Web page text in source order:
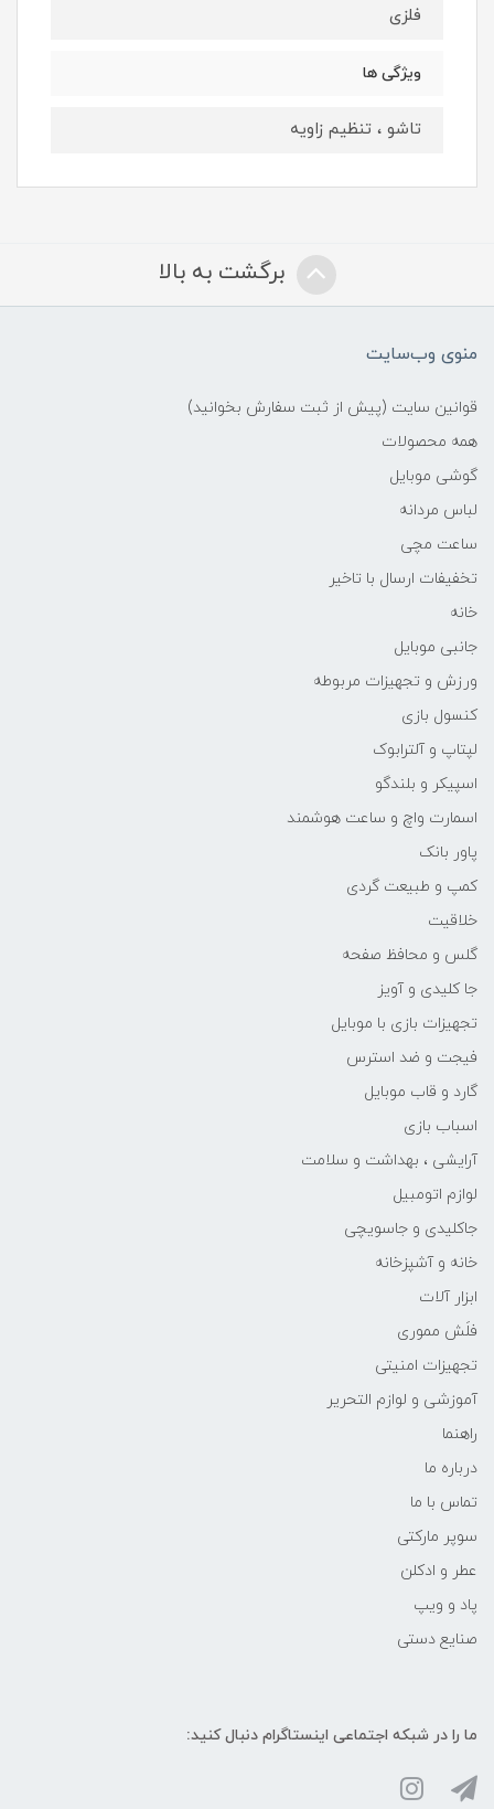
فلزی
ویژگی ها
تاشو ، تنظیم زاویه
برگشت به بالا
منوی وب‌سایت
قوانین سایت (پیش از ثبت سفارش بخوانید)
همه محصولات
گوشی موبایل
لباس مردانه
ساعت مچی
تخفیفات ارسال با تاخیر
خانه
جانبی موبایل
ورزش و تجهیزات مربوطه
کنسول بازی
لپتاپ و آلترابوک
اسپیکر و بلندگو
اسمارت واچ و ساعت هوشمند
پاور بانک
کمپ و طبیعت گردی
خلاقیت
گلس و محافظ صفحه
جا کلیدی و آویز
تجهیزات بازی با موبایل
فیجت و ضد استرس
گارد و قاب موبایل
اسباب بازی
آرایشی ، بهداشت و سلامت
لوازم اتومبیل
جاکلیدی و جاسویچی
خانه و آشپزخانه
ابزار آلات
فلَش مموری
تجهیزات امنیتی
آموزشی و لوازم التحریر
راهنما
درباره ما
تماس با ما
سوپر مارکتی
عطر و ادکلن
پاد و ویپ
صنایع دستی
ما را در شبکه‌ اجتماعی اینستاگرام دنبال کنید: